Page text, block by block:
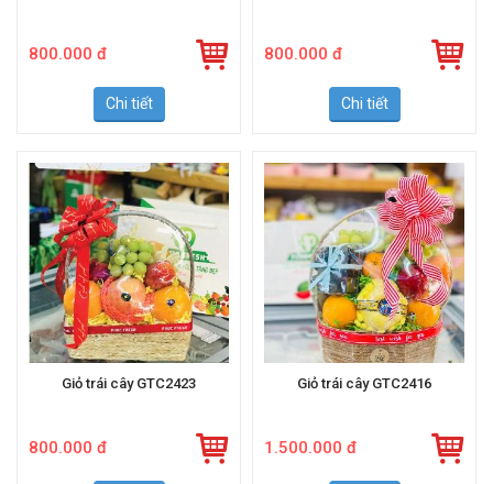
800.000 đ
Chi tiết
800.000 đ
Chi tiết
Giỏ trái cây GTC2423
800.000 đ
Giỏ trái cây GTC2416
1.500.000 đ